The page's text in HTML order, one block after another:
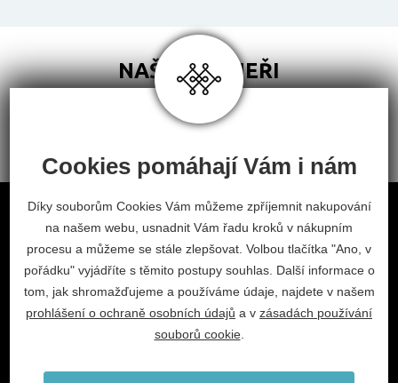
NAŠI PARTNEŘI
Obchodní podmínky
Odstoupení od smlouvy
Nastavení cookies
facebookinstagram
2026 © Habitat, a.s.
info@habitat-cz.cz
Cookies pomáhají Vám i nám
Díky souborům Cookies Vám můžeme zpříjemnit nakupování
na našem webu, usnadnit Vám řadu kroků v nákupním
procesu a můžeme se stále zlepšovat. Volbou tlačítka "Ano, v
pořádku" vyjádříte s těmito postupy souhlas. Další informace o
tom, jak shromažďujeme a používáme údaje, najdete v našem
prohlášení o ochraně osobních údajů a v zásadách používání
souborů cookie.